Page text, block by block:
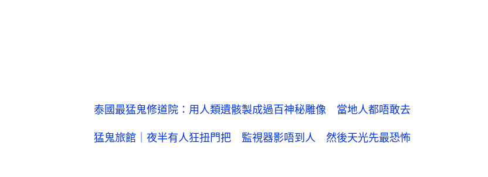
泰國最猛鬼修道院：用人類遺骸製成過百神秘雕像 當地人都唔敢去
猛鬼旅館｜夜半有人狂扭門把 監視器影唔到人 然後天光先最恐怖